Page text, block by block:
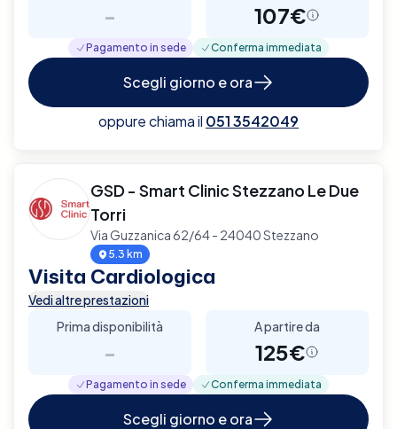
- 107€
Pagamento in sede Conferma immediata
Scegli giorno e ora
oppure chiama il 051 3542049
GSD - Smart Clinic Stezzano Le Due
Torri
Via Guzzanica 62/64 - 24040 Stezzano
5.3 km
Visita Cardiologica
Vedi altre prestazioni
Prima disponibilità
-
A partire da
125€
Pagamento in sede Conferma immediata
Scegli giorno e ora